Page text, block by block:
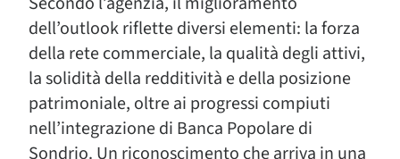
dell’outlook riflette diversi elementi: la forza
della rete commerciale, la qualità degli attivi,
la solidità della redditività e della posizione
patrimoniale, oltre ai progressi compiuti
nell’integrazione di Banca Popolare di
Sondrio. Un riconoscimento che arriva in una